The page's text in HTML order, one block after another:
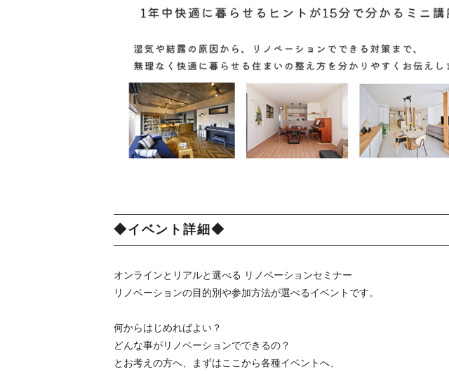
◆イベント詳細◆
オンラインとリアルと選べる リノベーションセミナー
リノベーションの目的別や参加方法が選べるイベントです。
何からはじめればよい？
どんな事がリノベーションでできるの？
とお考えの方へ、まずはここから各種イベントへ、